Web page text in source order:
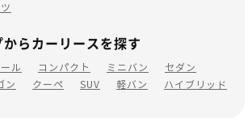
らカーリースを探す
ル コンパクト ミニバン
セダン
ン
クーペ SUV 軽バン
ハイブリッド